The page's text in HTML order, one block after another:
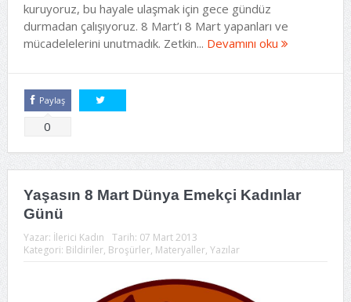
kuruyoruz, bu hayale ulaşmak için gece gündüz
durmadan çalışıyoruz. 8 Mart’ı 8 Mart yapanları ve
mücadelelerini unutmadık. Zetkin... Devamını oku
Paylaş
0
Yaşasın 8 Mart Dünya Emekçi Kadınlar
Günü
Yazar: İlerici Kadın Tarih: 07 Mart 2013
Kategori: Bildiriler, Broşürler, Materyaller, Yazılar